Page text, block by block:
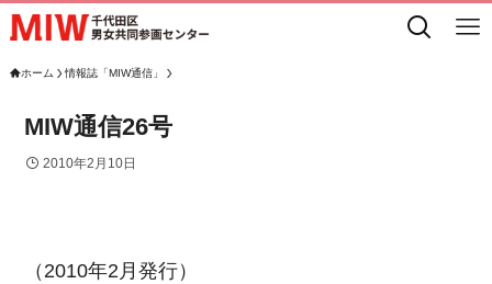
ホーム 情報誌「MIW通信」
MIW通信26号
2010年2月10日
（2010年2月発行）